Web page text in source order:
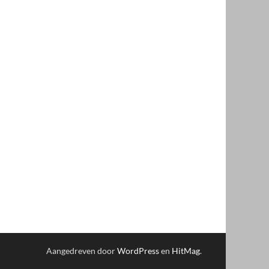
Aangedreven doorWordPressen HitMag.